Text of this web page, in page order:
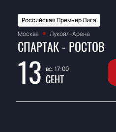
Российская Премьер Лига
Москва
Лукойл-Арена
СПАРТАК - РОСТОВ
13 вс, 17:00
СЕНТ